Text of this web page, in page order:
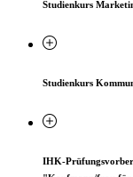
Studienkurs
Studienkurs
IHK-